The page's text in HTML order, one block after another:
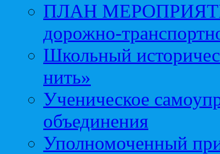
ПЛАН МЕРОПРИЯТИЙ
дорожно-
Школьный
нить»
Ученическое
объединения
Уполномоченный